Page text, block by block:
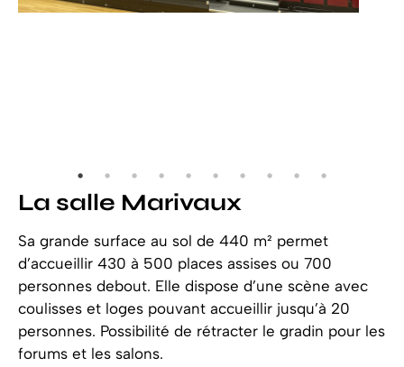
La salle Marivaux
Sa grande surface au sol de 440 m² permet
d’accueillir 430 à 500 places assises ou 700
personnes debout. Elle dispose d’une scène avec
coulisses et loges pouvant accueillir jusqu’à 20
personnes. Possibilité de rétracter le gradin pour les
forums et les salons.